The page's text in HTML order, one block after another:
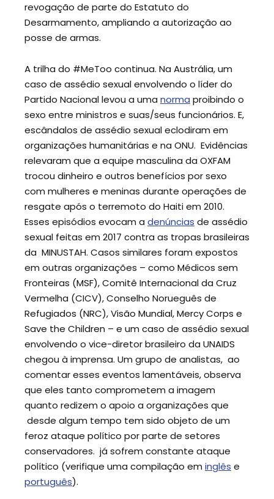
revogação de parte do Estatuto do
Desarmamento, ampliando a autorização ao
posse de armas.
A trilha do #MeToo continua. Na Austrália, um
caso de assédio sexual envolvendo o líder do
Partido Nacional levou a uma norma proibindo o
sexo entre ministros e suas/seus funcionários. E,
escândalos de assédio sexual eclodiram em
organizações humanitárias e na ONU. Evidências
relevaram que a equipe masculina da OXFAM
trocou dinheiro e outros benefícios por sexo
com mulheres e meninas durante operações de
resgate após o terremoto do Haiti em 2010.
Esses episódios evocam a denúncias de assédio
sexual feitas em 2017 contra as tropas brasileiras
da MINUSTAH. Casos similares foram expostos
em outras organizações – como Médicos sem
Fronteiras (MSF), Comitê Internacional da Cruz
Vermelha (CICV), Conselho Norueguês de
Refugiados (NRC), Visão Mundial, Mercy Corps e
Save the Children – e um caso de assédio sexual
envolvendo o vice-diretor brasileiro da UNAIDS
chegou à imprensa. Um grupo de analistas, ao
comentar esses eventos lamentáveis, observa
que eles tanto comprometem a imagem
quanto redizem o apoio a organizações que
desde algum tempo tem sido objeto de um
feroz ataque político por parte de setores
conservadores. já sofrem constante ataque
político (verifique uma compilação em inglês e
português).